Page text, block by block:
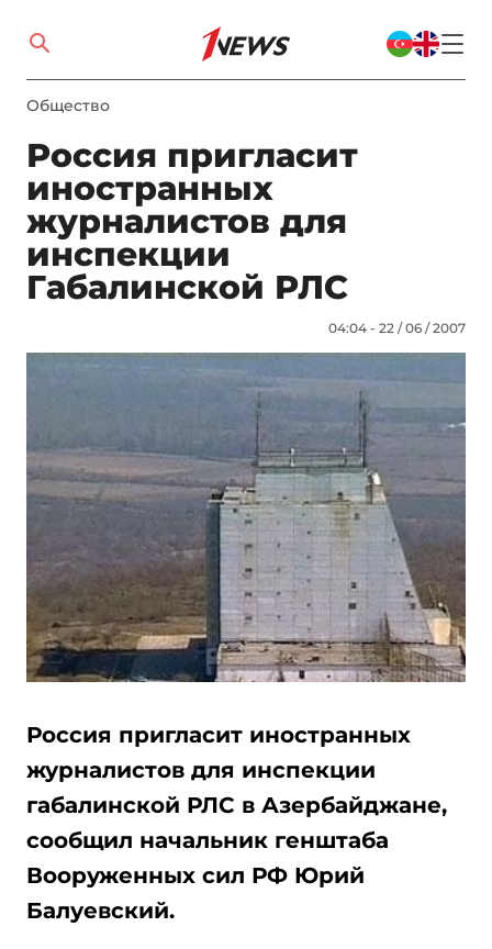
Общество
Россия пригласит
иностранных
журналистов для
инспекции
Габалинской РЛС
04:04 - 22 / 06 / 2007
Россия пригласит иностранных
журналистов для инспекции
габалинской РЛС в Азербайджане,
сообщил начальник генштаба
Вооруженных сил РФ Юрий
Балуевский.